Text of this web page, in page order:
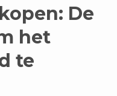
De
het
te